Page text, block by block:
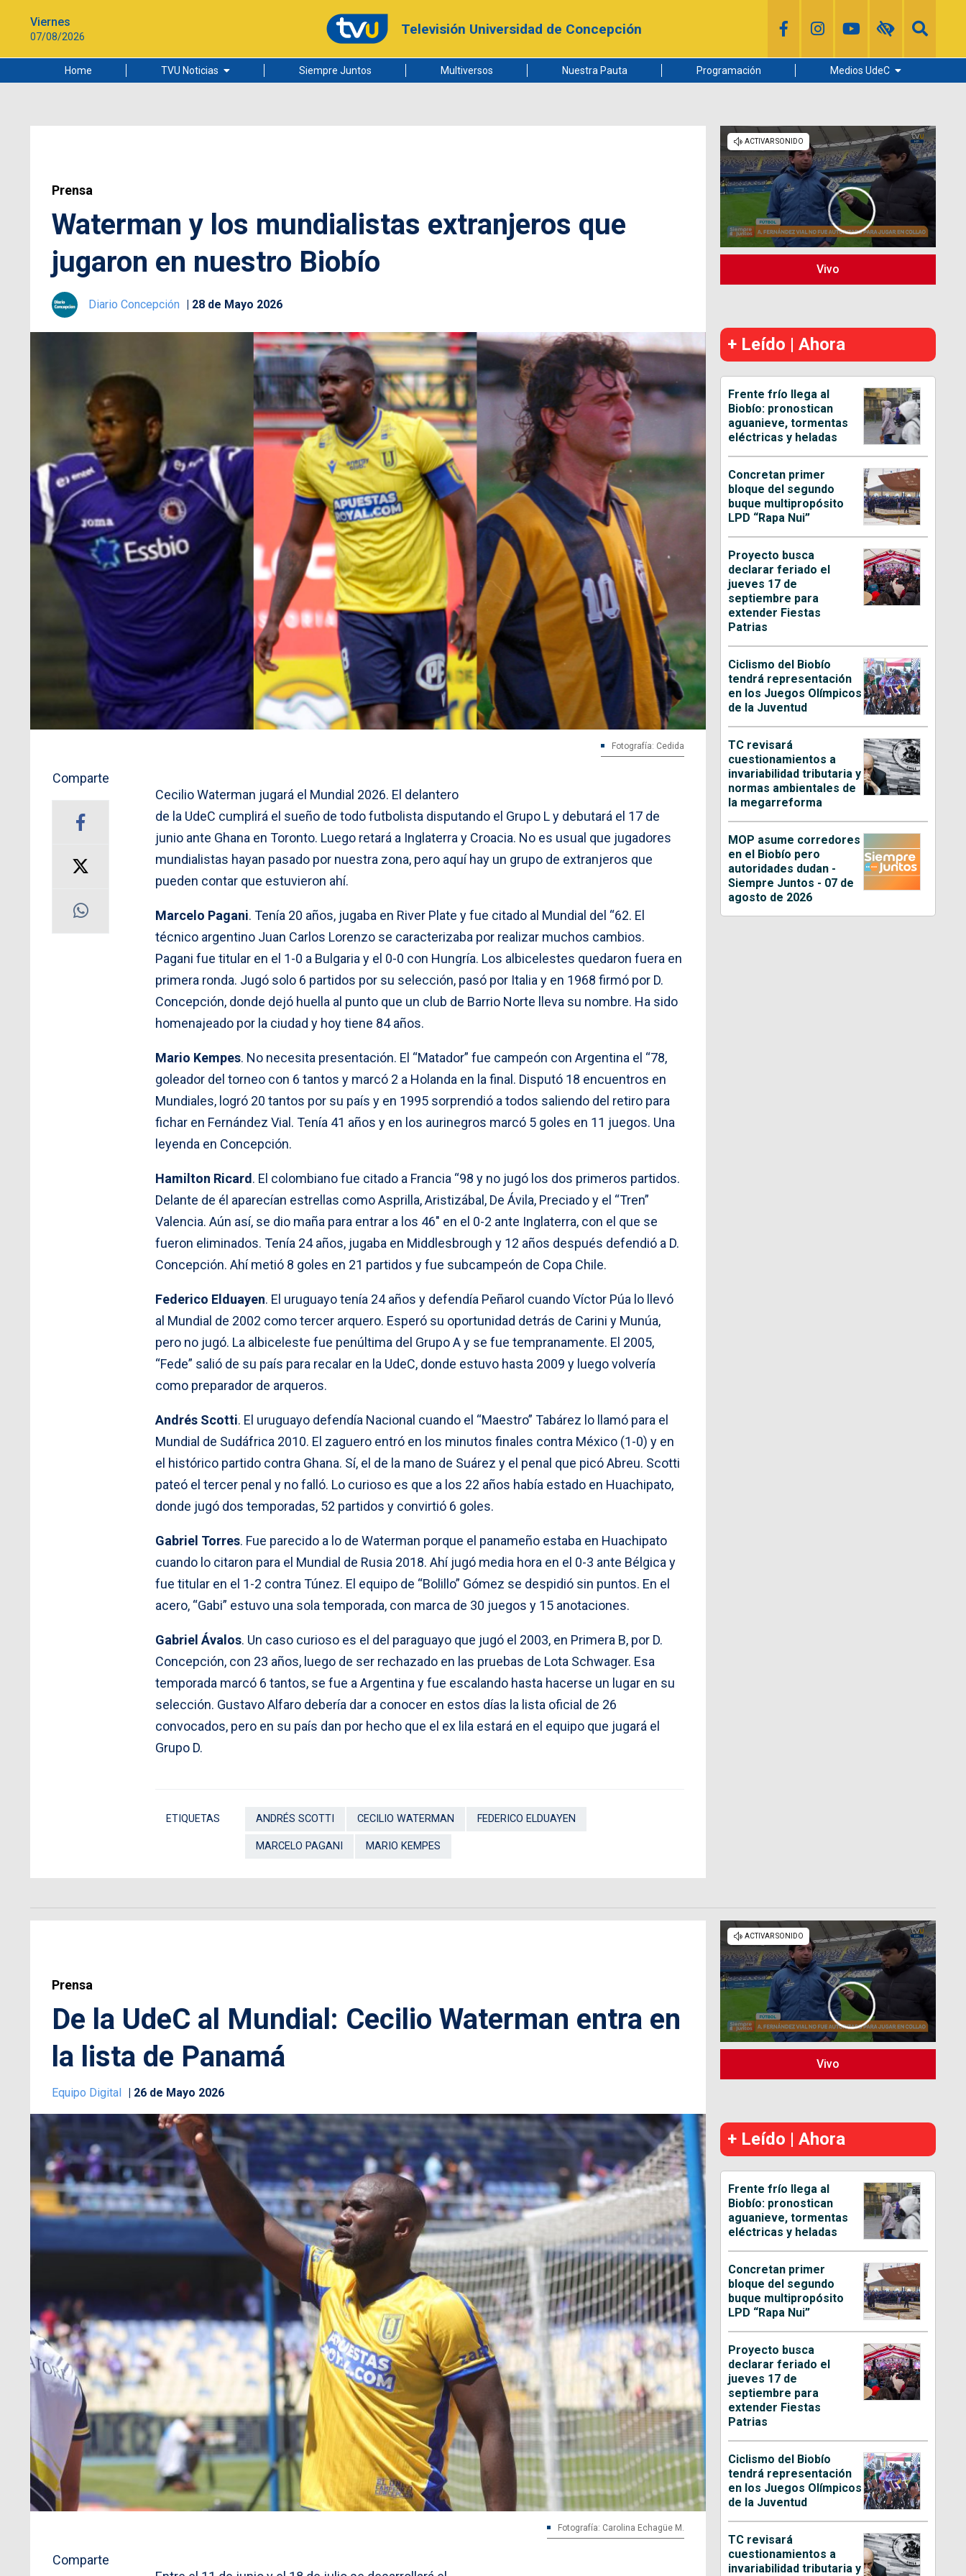
Viernes
07/08/2026 Televisión Universidad de Concepción
Home TVU Noticias
Ciudad
Siempre Juntos Multiversos Nuestra Pauta Programación Medios UdeC
Radio UdeC
Noticias UdeC
La Discusión
Prensa
Waterman y los mundialistas extranjeros que
jugaron en nuestro Biobío
Diario Concepción 28 de Mayo 2026
Fotografía: Cedida
Comparte
Cecilio Waterman jugará el Mundial 2026. El delantero
de la UdeC cumplirá el sueño de todo futbolista disputando el Grupo L y debutará el 17 de
junio ante Ghana en Toronto. Luego retará a Inglaterra y Croacia. No es usual que jugadores
mundialistas hayan pasado por nuestra zona, pero aquí hay un grupo de extranjeros que
pueden contar que estuvieron ahí.
Marcelo Pagani. Tenía 20 años, jugaba en River Plate y fue citado al Mundial del “62. El
técnico argentino Juan Carlos Lorenzo se caracterizaba por realizar muchos cambios.
Pagani fue titular en el 1-0 a Bulgaria y el 0-0 con Hungría. Los albicelestes quedaron fuera en
primera ronda. Jugó solo 6 partidos por su selección, pasó por Italia y en 1968 firmó por D.
Concepción, donde dejó huella al punto que un club de Barrio Norte lleva su nombre. Ha sido
homenajeado por la ciudad y hoy tiene 84 años.
Mario Kempes. No necesita presentación. El “Matador” fue campeón con Argentina el “78,
goleador del torneo con 6 tantos y marcó 2 a Holanda en la final. Disputó 18 encuentros en
Mundiales, logró 20 tantos por su país y en 1995 sorprendió a todos saliendo del retiro para
fichar en Fernández Vial. Tenía 41 años y en los aurinegros marcó 5 goles en 11 juegos. Una
leyenda en Concepción.
Hamilton Ricard . El colombiano fue citado a Francia “98 y no jugó los dos primeros partidos.
Delante de él aparecían estrellas como Asprilla, Aristizábal, De Ávila, Preciado y el “Tren”
Valencia. Aún así, se dio maña para entrar a los 46″ en el 0-2 ante Inglaterra, con el que se
fueron eliminados. Tenía 24 años, jugaba en Middlesbrough y 12 años después defendió a D.
Concepción. Ahí metió 8 goles en 21 partidos y fue subcampeón de Copa Chile.
Federico Elduayen. El uruguayo tenía 24 años y defendía Peñarol cuando Víctor Púa lo llevó
al Mundial de 2002 como tercer arquero. Esperó su oportunidad detrás de Carini y Munúa,
pero no jugó. La albiceleste fue penúltima del Grupo A y se fue tempranamente. El 2005,
“Fede” salió de su país para recalar en la UdeC, donde estuvo hasta 2009 y luego volvería
como preparador de arqueros.
Andrés Scotti. El uruguayo defendía Nacional cuando el “Maestro” Tabárez lo llamó para el
Mundial de Sudáfrica 2010. El zaguero entró en los minutos finales contra México (1-0) y en
el histórico partido contra Ghana. Sí, el de la mano de Suárez y el penal que picó Abreu. Scotti
pateó el tercer penal y no falló. Lo curioso es que a los 22 años había estado en Huachipato,
donde jugó dos temporadas, 52 partidos y convirtió 6 goles.
Gabriel Torres. Fue parecido a lo de Waterman porque el panameño estaba en Huachipato
cuando lo citaron para el Mundial de Rusia 2018. Ahí jugó media hora en el 0-3 ante Bélgica y
fue titular en el 1-2 contra Túnez. El equipo de “Bolillo” Gómez se despidió sin puntos. En el
acero, “Gabi” estuvo una sola temporada, con marca de 30 juegos y 15 anotaciones.
Gabriel Ávalos. Un caso curioso es el del paraguayo que jugó el 2003, en Primera B, por D.
Concepción, con 23 años, luego de ser rechazado en las pruebas de Lota Schwager. Esa
temporada marcó 6 tantos, se fue a Argentina y fue escalando hasta hacerse un lugar en su
selección. Gustavo Alfaro debería dar a conocer en estos días la lista oficial de 26
convocados, pero en su país dan por hecho que el ex lila estará en el equipo que jugará el
Grupo D.
ETIQUETAS ANDRÉS SCOTTI CECILIO WATERMAN FEDERICO ELDUAYEN
MARCELO PAGANI MARIO KEMPES
Vivo
+ Leído | Ahora
Frente frío llega al
Biobío: pronostican
aguanieve, tormentas
eléctricas y heladas
Concretan primer
bloque del segundo
buque multipropósito
LPD “Rapa Nui”
Proyecto busca
declarar feriado el
jueves 17 de
septiembre para
extender Fiestas
Patrias
Ciclismo del Biobío
tendrá representación
en los Juegos Olímpicos
de la Juventud
TC revisará
cuestionamientos a
invariabilidad tributaria y
normas ambientales de
la megarreforma
MOP asume corredores
en el Biobío pero
autoridades dudan -
Siempre Juntos - 07 de
agosto de 2026
Prensa
De la UdeC al Mundial: Cecilio Waterman entra en
la lista de Panamá
Equipo Digital 26 de Mayo 2026
Fotografía: Carolina Echagüe M.
Comparte
Vivo
+ Leído | Ahora
Frente frío llega al
Biobío: pronostican
aguanieve, tormentas
eléctricas y heladas
Concretan primer
bloque del segundo
buque multipropósito
LPD “Rapa Nui”
Proyecto busca
declarar feriado el
jueves 17 de
septiembre para
extender Fiestas
Patrias
Ciclismo del Biobío
tendrá representación
en los Juegos Olímpicos
de la Juventud
TC revisará
cuestionamientos a
invariabilidad tributaria y